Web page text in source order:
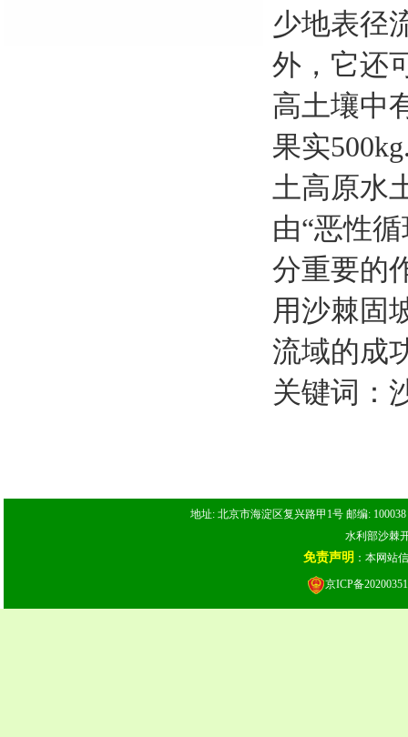
少地表径
外，它还
高土壤中
果实
土高原水
由“恶性
分重要的
用沙棘固
流域的成
关键词：
地址: 北京市海淀区复兴路甲1号 邮编:
水利部沙棘
免责声明 ：本网站
京ICP备